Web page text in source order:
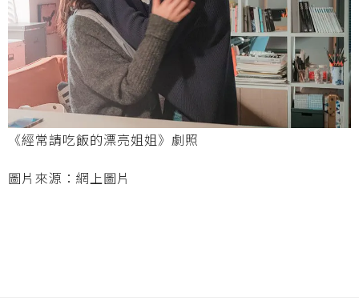
《經常請吃飯的漂亮姐姐》劇照
圖片來源：網上圖片